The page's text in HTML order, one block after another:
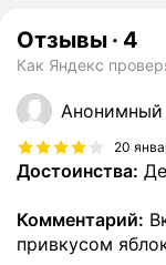
Отзывы · 4
Как Яндекс
Анонимный
20
Достоинства:
Комментарий:
привкусом